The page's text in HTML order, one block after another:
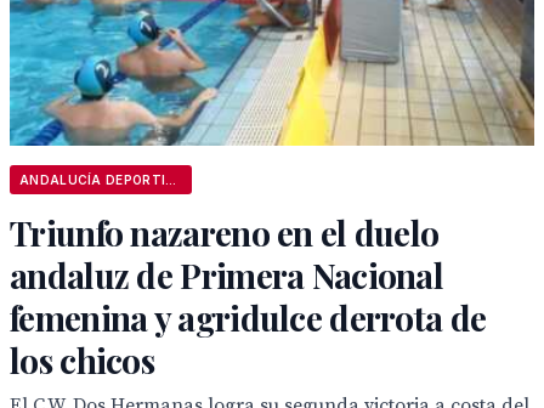
Triunfo nazareno en el duelo
andaluz de Primera Nacional
femenina y agridulce derrota de
los chicos